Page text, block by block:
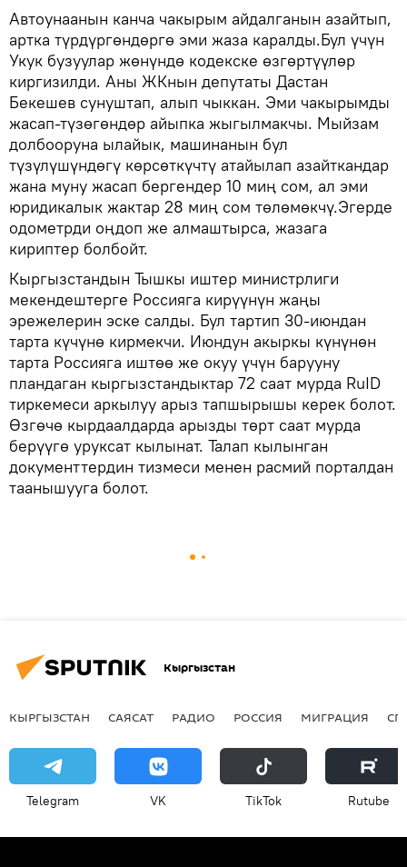
Автоунаанын канча чакырым айдалганын азайтып,
артка түрдүргөндөргө эми жаза каралды.Бул үчүн
Укук бузуулар жөнүндө кодекске өзгөртүүлөр
киргизилди. Аны ЖКнын депутаты Дастан
Бекешев сунуштап, алып чыккан. Эми чакырымды
жасап-түзөгөндөр айыпка жыгылмакчы. Мыйзам
долбооруна ылайык, машинанын бул
түзүлүшүндөгү көрсөткүчтү атайылап азайткандар
жана муну жасап бергендер 10 миң сом, ал эми
юридикалык жактар 28 миң сом төлөмөкчү.Эгерде
одометрди оңдоп же алмаштырса, жазага
кириптер болбойт.
Кыргызстандын Тышкы иштер министрлиги
мекендештерге Россияга кирүүнүн жаңы
эрежелерин эске салды. Бул тартип 30-июндан
тарта күчүнө кирмекчи. Июндун акыркы күнүнөн
тарта Россияга иштөө же окуу үчүн барууну
пландаган кыргызстандыктар 72 саат мурда RuID
тиркемеси аркылуу арыз тапшырышы керек болот.
Өзгөчө кырдаалдарда арызды төрт саат мурда
берүүгө уруксат кылынат. Талап кылынган
документтердин тизмеси менен расмий порталдан
таанышууга болот.
Кыргызстан
КЫРГЫЗСТАН САЯСАТ РАДИО РОССИЯ МИГРАЦИЯ
Telegram VK ТikТоk Rutube